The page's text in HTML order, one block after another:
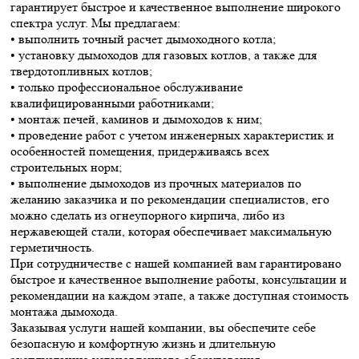
гарантирует быстрое и качественное выполнение широкого
спектра услуг. Мы предлагаем:
• выполнить точный расчет дымоходного котла;
• установку дымоходов для газовых котлов, а также для
твердотопливных котлов;
• только профессиональное обслуживание
квалифицированными работниками;
• монтаж печей, каминов и дымоходов к ним;
• проведение работ с учетом инженерных характеристик и
особенностей помещения, придерживаясь всех
строительных норм;
• выполнение дымоходов из прочных материалов по
желанию заказчика и по рекомендации специалистов, его
можно сделать из огнеупорного кирпича, либо из
нержавеющей стали, которая обеспечивает максимальную
герметичность.
При сотрудничестве с нашей компанией вам гарантировано
быстрое и качественное выполнение работы, консультации и
рекомендации на каждом этапе, а также доступная стоимость
монтажа дымохода.
Заказывая услуги нашей компании, вы обеспечите себе
безопасную и комфортную жизнь и длительную